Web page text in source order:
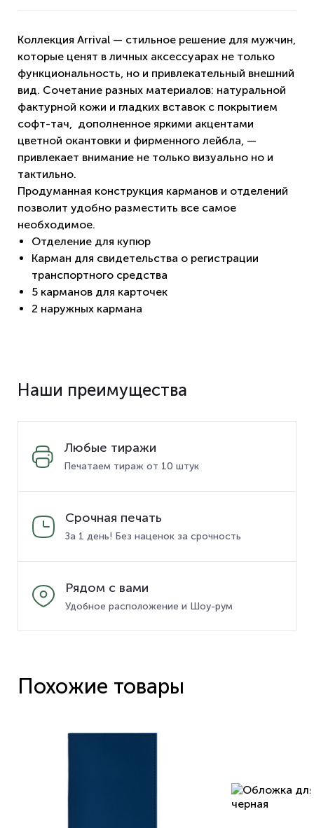
Коллекция Arrival — стильное решение для мужчин,
которые ценят в личных аксессуарах не только
функциональность, но и привлекательный внешний
вид. Сочетание разных материалов: натуральной
фактурной кожи и гладких вставок с покрытием
софт-тач, дополненное яркими акцентами
цветной окантовки и фирменного лейбла, —
привлекает внимание не только визуально но и
тактильно.
Продуманная конструкция карманов и отделений
позволит удобно разместить все самое
необходимое.
Отделение для купюр
Карман для свидетельства о регистрации
транспортного средства
5 карманов для карточек
2 наружных кармана
Наши преимущества
Любые тиражи
Печатаем тираж от 10 штук
Срочная печать
За 1 день! Без наценок за срочность
Рядом с вами
Удобное расположение и Шоу-рум
Похожие товары